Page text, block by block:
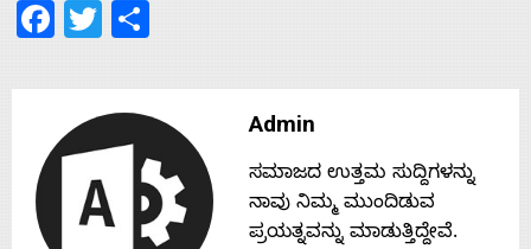
Contact
Us
Facebook
Twitter
Admin
ಸಮಾಜದ ಉತ್ತಮ ಸುದ್ದಿಗಳನ್ನು
ನಾವು ನಿಮ್ಮ ಮುಂದಿಡುವ
ಪ್ರಯತ್ನವನ್ನು ಮಾಡುತ್ತಿದ್ದೇವೆ.